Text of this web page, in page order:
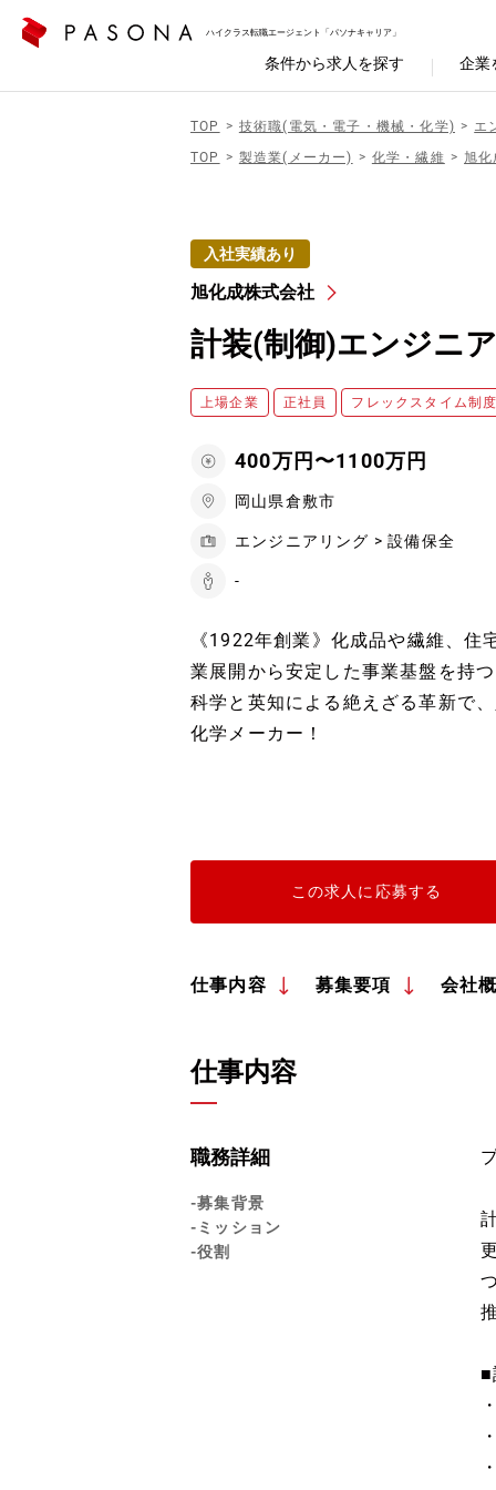
ハイクラス転職エージェント「パソナキャリア」
条件から求人を探す 企業
TOP 技術職(電気・電子・機械・化学)
エ
TOP
製造業(メーカー) 化学・繊維 旭
入社実績あり
旭化成株式会社
計装(制御)エンジニ
上場企業 正社員 フレックスタイム制
400万円〜1100万円
岡山県倉敷市
エンジニアリング > 設備保全
-
《1922年創業》化成品や繊維、
業展開から安定した事業基盤を持つ
科学と英知による絶えざる革新で
化学メーカー！
この求人に応募する
仕事内容 募集要項 会社
仕事内容
職務詳細
-募集背景
-ミッション
-役割
■